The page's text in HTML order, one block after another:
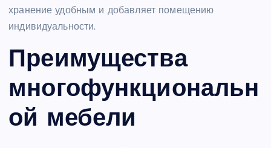
хранение удобным и добавляет помещению
индивидуальности.
Преимущества
многофункциональн
ой мебели